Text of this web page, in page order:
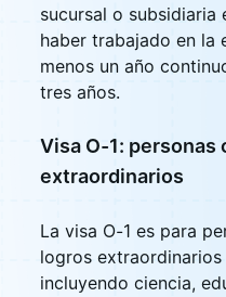
sucursal o subsidiaria
haber trabajado en la
menos un año
tres años.
Visa O-1: personas
extraordinarios
La visa O-1 es para
logros
incluyendo ciencia,